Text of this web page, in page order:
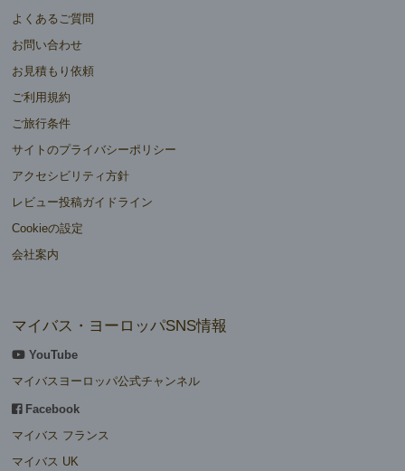
よくあるご質問
お問い合わせ
お見積もり依頼
ご利用規約
ご旅行条件
サイトのプライバシーポリシー
アクセシビリティ方針
レビュー投稿ガイドライン
Cookieの設定
会社案内
マイバス・ヨーロッパSNS情報
YouTube
マイバスヨーロッパ公式チャンネル
Facebook
マイバス フランス
マイバス UK